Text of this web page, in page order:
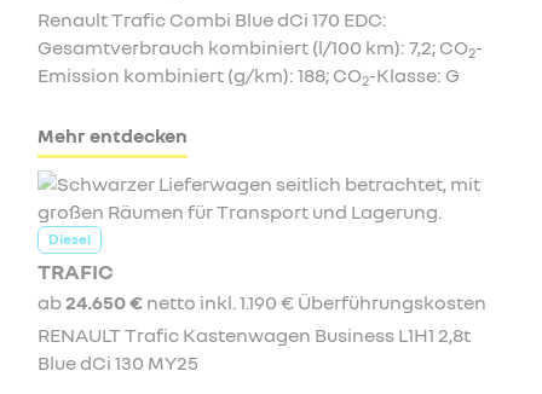
Renault Trafic Combi Blue dCi 170 EDC:
Gesamtverbrauch kombiniert (l/100 km): 7,2; CO2-
Emission kombiniert (g/km): 188; CO2-Klasse: G
Mehr entdecken
Diesel
TRAFIC
ab24.650 € netto inkl. 1.190 € Überführungskosten
RENAULT Trafic Kastenwagen Business L1H1 2,8t
Blue dCi 130 MY25